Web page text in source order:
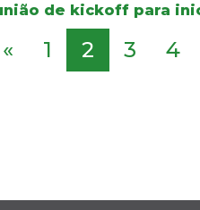
de kickoff para
« 1 2 3 4